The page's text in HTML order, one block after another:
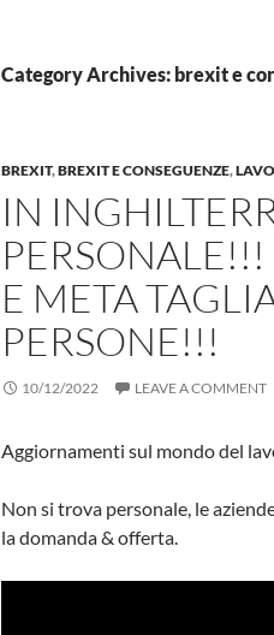
Category Archives: brexit e
BREXIT,BREXIT E CONSEGUENZE,
IN
E META
PERSONE!!!
10/12/2022 LEAVE A COMMENT
Aggiornamenti sul mondo del
Non si trova personale, le
la domanda & offerta.